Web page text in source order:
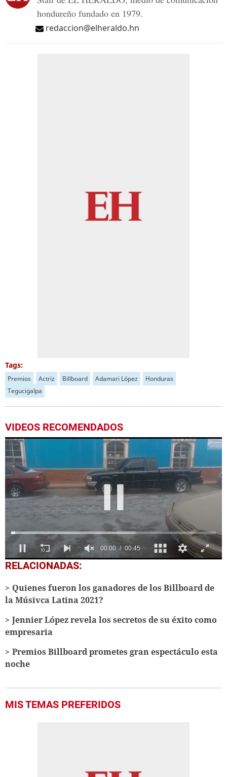
hondureño fundado en 1979.
redaccion@elheraldo.hn
Tags:
Premios Actriz Billboard Adamari López
Honduras
Tegucigalpa
VIDEOS RECOMENDADOS
0
seconds
45
seconds
RELACIONADAS:
Quienes fueron los ganadores de los Billboard de
la Músivca Latina 2021?
Jennier López revela los secretos de su éxito como
empresaria
Premios Billboard prometes gran espectáculo esta
noche
MIS TEMAS PREFERIDOS